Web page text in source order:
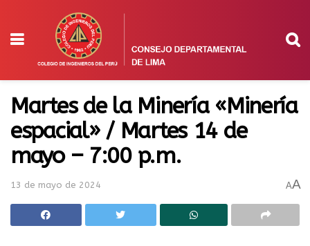
Martes de la Minería «Minería
espacial» / Martes 14 de
mayo – 7:00 p.m.
13 de mayo de 2024 AA